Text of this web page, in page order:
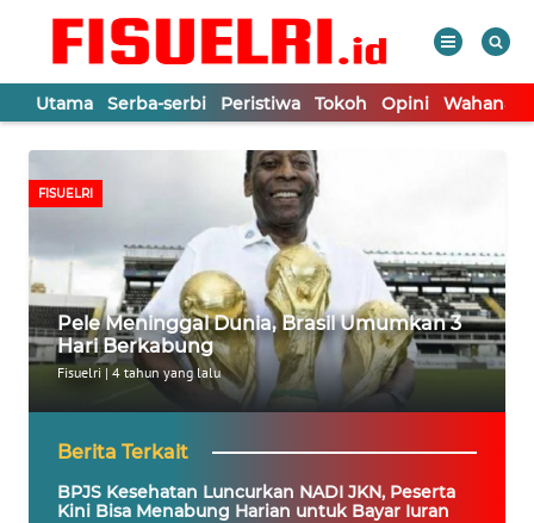
Utama Serba-serbi Peristiwa Tokoh Opini Wahana
FISUELRI
Pele Meninggal Dunia, Brasil Umumkan 3
Hari Berkabung
Fisuelri | 4 tahun yang lalu
Berita Terkait
BPJS Kesehatan Luncurkan NADI JKN, Peserta
Kini Bisa Menabung Harian untuk Bayar Iuran
Tutup
SERBA-
SERBI